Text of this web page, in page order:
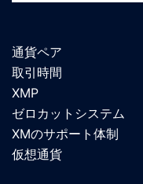
通貨ペア
取引時間
XMP
ゼロカットシステム
XMのサポート体制
仮想通貨